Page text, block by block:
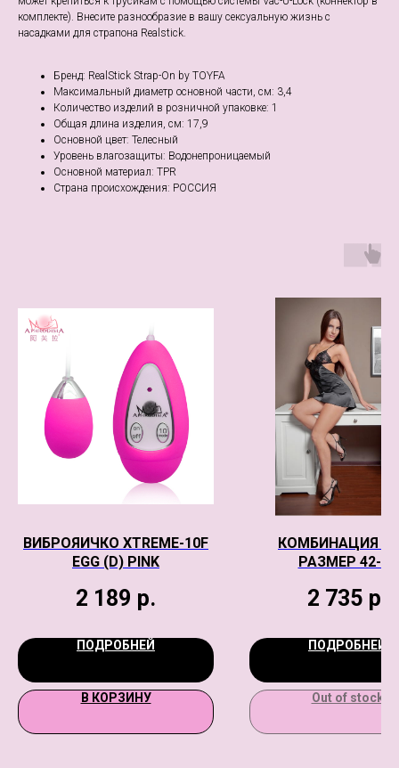
комплекте). Внесите разнообразие в вашу сексуальную жизнь с
насадками для страпона Realstick.
Бренд: RealStick Strap-On by TOYFA
Максимальный диаметр основной части, см: 3,4
Количество изделий в розничной упаковке: 1
Общая длина изделия, см: 17,9
Основной цвет: Телесный
Уровень влагозащиты: Водонепроницаемый
Основной материал: TPR
Страна происхождения: РОССИЯ
ВИБРОЯИЧКО XTREME-10F
EGG (D) PINK
2 189 р.
ПОДРОБНЕЙ
В КОРЗИНУ
КОМБИНАЦИЯ
РАЗМЕР 42-44
2 735 р.
ПОДРОБНЕЙ
Out of stock